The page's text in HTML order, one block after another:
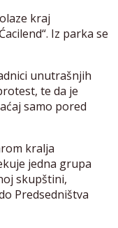
kraj
Iz parka se
unutrašnjih
te da je
samo pored
kralja
jedna grupa
skupštini,
Predsedništva